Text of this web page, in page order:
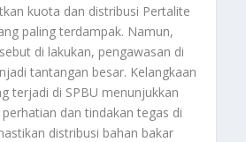
kuota dan distribusi Pertalite
paling terdampak. Namun,
di lakukan, pengawasan di
tantangan besar. Kelangkaan
terjadi di SPBU menunjukkan
dan tindakan tegas di
distribusi bahan bakar